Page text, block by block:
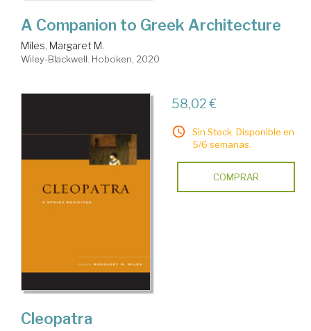
A Companion to Greek Architecture
Miles, Margaret M.
Wiley-Blackwell. Hoboken, 2020
58,02 €
Sin Stock. Disponible en
5/6 semanas.
COMPRAR
Cleopatra